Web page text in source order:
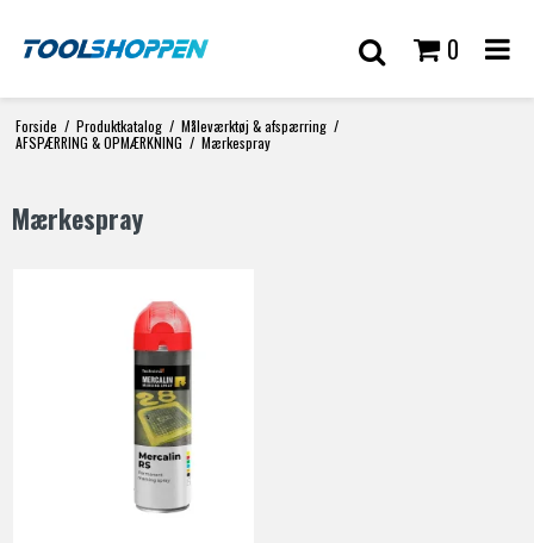
0
Forside / Produktkatalog / Måleværktøj & afspærring /
AFSPÆRRING & OPMÆRKNING / Mærkespray
Mærkespray